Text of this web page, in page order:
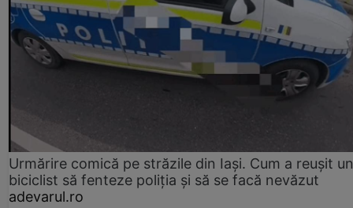
Urmărire comică pe străzile din Iași. Cum a reușit un
biciclist să fenteze poliția și să se facă nevăzut
adevarul.ro